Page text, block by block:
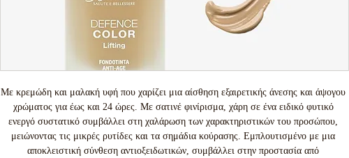
Με κρεμώδη και μαλακή υφή που χαρίζει μια αίσθηση εξαιρετικής άνεσης και άψογου
χρώματος για έως και 24 ώρες. Με σατινέ φινίρισμα, χάρη σε ένα ειδικό φυτικό
ενεργό συστατικό συμβάλλει στη χαλάρωση των χαρακτηριστικών του προσώπου,
μειώνοντας τις μικρές ρυτίδες και τα σημάδια κούρασης. Εμπλουτισμένο με μια
αποκλειστική σύνθεση αντιοξειδωτικών, συμβάλλει στην προστασία από